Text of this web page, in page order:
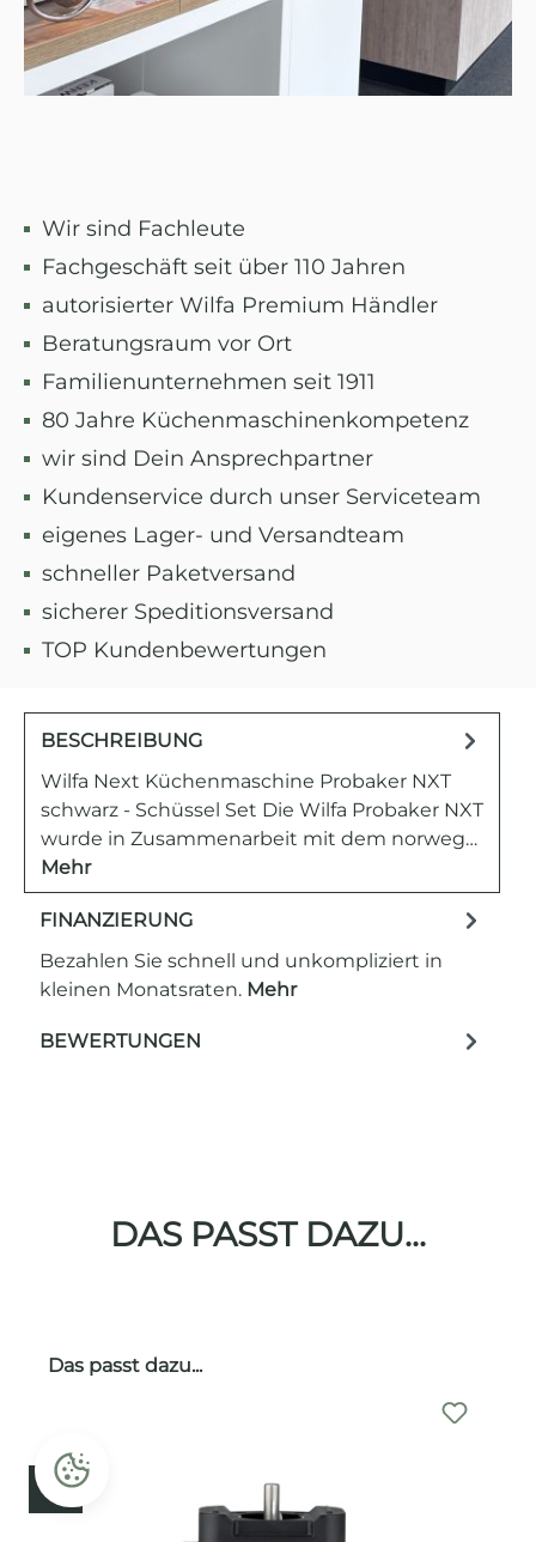
Wir sind Fachleute
Fachgeschäft seit über 110 Jahren
autorisierter Wilfa Premium Händler
Beratungsraum vor Ort
Familienunternehmen seit 1911
80 Jahre Küchenmaschinenkompetenz
wir sind Dein Ansprechpartner
Kundenservice durch unser Serviceteam
eigenes Lager- und Versandteam
schneller Paketversand
sicherer Speditionsversand
TOP Kundenbewertungen
BESCHREIBUNG
Wilfa Next Küchenmaschine Probaker NXT
schwarz - Schüssel Set Die Wilfa Probaker NXT
wurde in Zusammenarbeit mit dem norweg…
Mehr
FINANZIERUNG
Bezahlen Sie schnell und unkompliziert in
kleinen Monatsraten. Mehr
BEWERTUNGEN
DAS PASST DAZU...
Produktgalerie überspringen
Das passt dazu...